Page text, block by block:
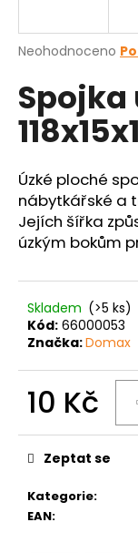
Průměrné
produktu
je
0,0
hvězdiček.
Neohodnoceno
Spojka
Úzké ploché
nábytkářské a
Jejích šířka
úzkým bokům
Skladem (>5 ks)
Kód: 66000053
Značka:Domax
10 Kč
cena:
Kategorie:
EAN:
Zeptat se
j
t
?
o
p
o
r
u
u
e
m
e